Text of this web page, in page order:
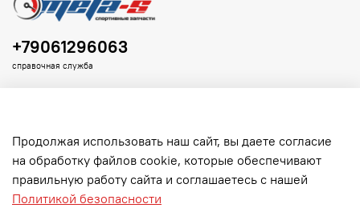
Клиенту
+79061296063
справочная служба
Продолжая использовать наш сайт, вы даете согласие
на обработку файлов cookie, которые обеспечивают
правильную работу сайта и соглашаетесь с нашей
Политикой безопасности